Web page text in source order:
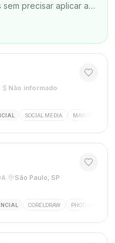
precisar aplicar a
Não informado
SOCIAL MEDIA MARKETING
São Paulo, SP
CORELDRAW PHOTOSHOP